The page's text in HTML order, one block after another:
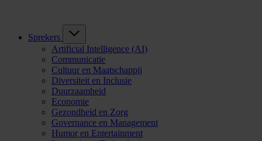
Sprekers
Artificial Intelligence (AI)
Communicatie
Cultuur en Maatschappij
Diversiteit en Inclusie
Duurzaamheid
Economie
Gezondheid en Zorg
Governance en Management
Humor en Entertainment